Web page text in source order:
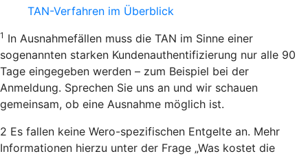
TAN-Verfahren im Überblick
1 In Ausnahmefällen muss die TAN im Sinne einer
sogenannten starken Kundenauthentifizierung nur alle 90
Tage eingegeben werden – zum Beispiel bei der
Anmeldung. Sprechen Sie uns an und wir schauen
gemeinsam, ob eine Ausnahme möglich ist.
2 Es fallen keine Wero-spezifischen Entgelte an. Mehr
Informationen hierzu unter der Frage „Was kostet die